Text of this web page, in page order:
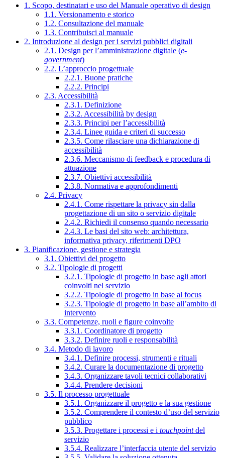
1. Scopo, destinatari e uso del Manuale operativo di design
1.1. Versionamento e storico
1.2. Consultazione del manuale
1.3. Contribuisci al manuale
2. Introduzione al design per i servizi pubblici digitali
2.1. Design per l’amministrazione digitale (e-
government)
2.2. L’approccio progettuale
2.2.1. Buone pratiche
2.2.2. Principi
2.3. Accessibilità
2.3.1. Definizione
2.3.2. Accessibilità by design
2.3.3. Principi per l’accessibilità
2.3.4. Linee guida e criteri di successo
2.3.5. Come rilasciare una dichiarazione di
accessibilità
2.3.6. Meccanismo di feedback e procedura di
attuazione
2.3.7. Obiettivi accessibilità
2.3.8. Normativa e approfondimenti
2.4. Privacy
2.4.1. Come rispettare la privacy sin dalla
progettazione di un sito o servizio digitale
2.4.2. Richiedi il consenso quando necessario
2.4.3. Le basi del sito web: architettura,
informativa privacy, riferimenti DPO
3. Pianificazione, gestione e strategia
3.1. Obiettivi del progetto
3.2. Tipologie di progetti
3.2.1. Tipologie di progetto in base agli attori
coinvolti nel servizio
3.2.2. Tipologie di progetto in base al focus
3.2.3. Tipologie di progetto in base all’ambito di
intervento
3.3. Competenze, ruoli e figure coinvolte
3.3.1. Coordinatore di progetto
3.3.2. Definire ruoli e responsabilità
3.4. Metodo di lavoro
3.4.1. Definire processi, strumenti e rituali
3.4.2. Curare la documentazione di progetto
3.4.3. Organizzare tavoli tecnici collaborativi
3.4.4. Prendere decisioni
3.5. Il processo progettuale
3.5.1. Organizzare il progetto e la sua gestione
3.5.2. Comprendere il contesto d’uso del servizio
pubblico
3.5.3. Progettare i processi e i touchpointdel
servizio
3.5.4. Realizzare l’interfaccia utente del servizio